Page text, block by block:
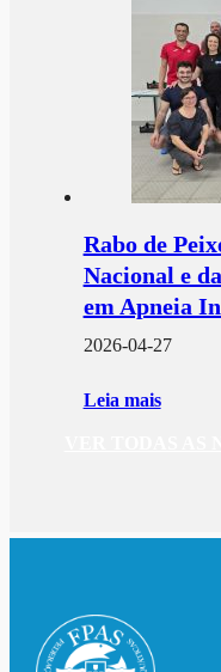
Rabo de
Nacional e
em Apneia
2026-04-27
Leia mais